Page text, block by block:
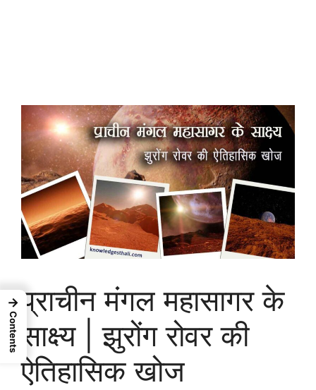
प्राचीन मंगल महासागर के
साक्ष्य | झुरोंग रोवर की
ऐतिहासिक खोज
→
Contents